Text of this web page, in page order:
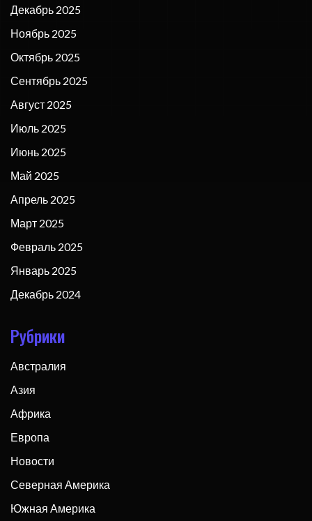
Декабрь 2025
Ноябрь 2025
Октябрь 2025
Сентябрь 2025
Август 2025
Июль 2025
Июнь 2025
Май 2025
Апрель 2025
Март 2025
Февраль 2025
Январь 2025
Декабрь 2024
Рубрики
Австралия
Азия
Африка
Европа
Новости
Северная Америка
Южная Америка